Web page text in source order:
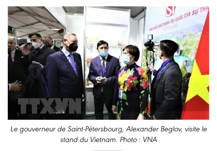
Le gouverneur de Saint-Pétersbourg, Alexander Beglov, visite le
stand du Vietnam. Photo : VNA